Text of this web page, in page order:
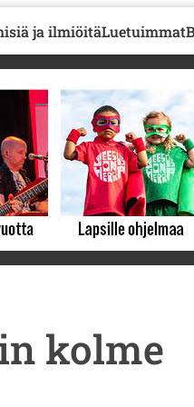
ja ilmiöitäLuetuimmat
kolme